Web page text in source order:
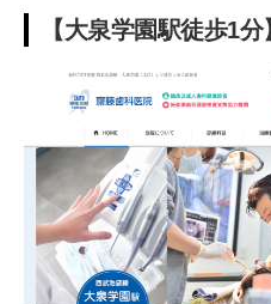
【大泉学園駅徒歩1